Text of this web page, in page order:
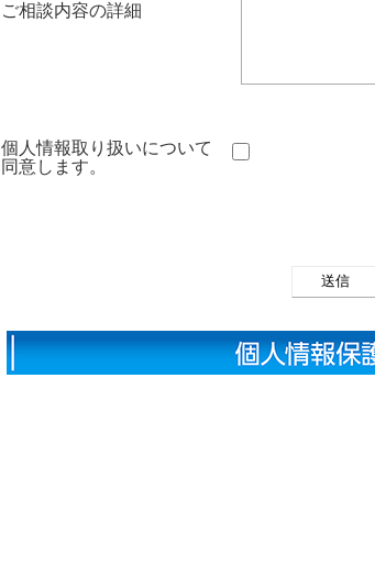
ご相談内容の詳細
個人情報取り扱いについて
同意します。